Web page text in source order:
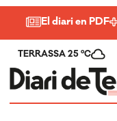
El diari en PDF
TERRASSA 25 ºC